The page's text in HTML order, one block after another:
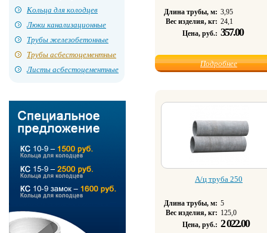
Кольца для колодцев
Люки канализационные
Трубы железобетонные
Трубы асбестоцементные
Листы асбестоцементные
Длина трубы, м: 3,95
Вес изделия, кг: 24,1
Цена, руб.: 357.00
Подробнее
А/ц труба 250
Длина трубы, м: 5
Вес изделия, кг: 125,0
Цена, руб.: 2 022.00